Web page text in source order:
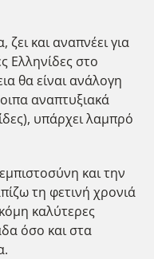
και αναπνέει για
Ελληνίδες στο
θα είναι ανάλογη
αναπτυξιακά
υπάρχει λαμπρό
και την
τη φετινή χρονιά
καλύτερες
όσο και στα